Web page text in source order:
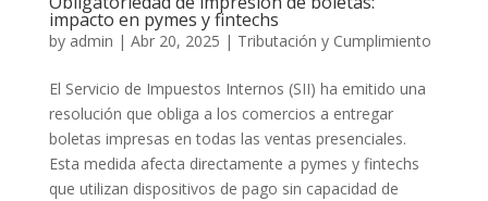
impacto en pymes y fintechs
by admin | Abr 20, 2025 | Tributación y Cumplimiento
El Servicio de Impuestos Internos (SII) ha emitido una
resolución que obliga a los comercios a entregar
boletas impresas en todas las ventas presenciales.
Esta medida afecta directamente a pymes y fintechs
que utilizan dispositivos de pago sin capacidad de